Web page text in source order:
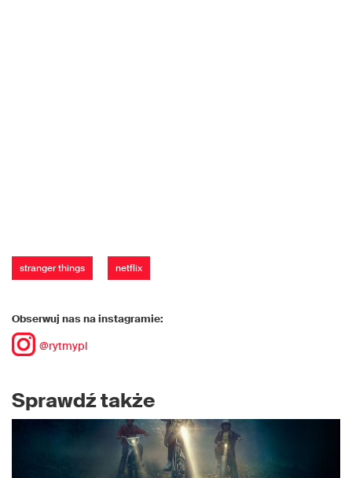
stranger things netflix
Obserwuj nas na instagramie:
@rytmypl
Sprawdź także